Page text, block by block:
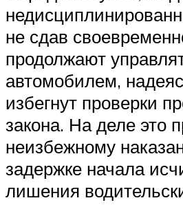
не сдав
продолжают
автомобилем,
избегнут проверки
закона. На деле это
неизбежному
задержке начала
лишения